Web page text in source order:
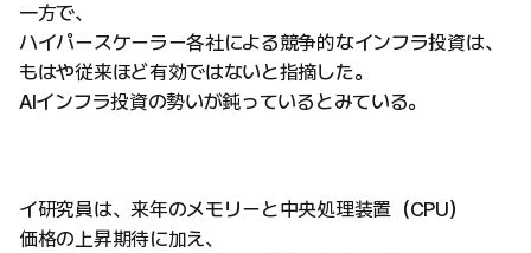
一方で、
ハイパースケーラー各社による競争的なインフラ投資は、
もはや従来ほど有効ではないと指摘した。
AIインフラ投資の勢いが鈍っているとみている。
イ研究員は、来年のメモリーと中央処理装置（CPU）
価格の上昇期待に加え、